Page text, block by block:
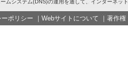
ームシステム(DNS)の運用を通して、インターネッ
ポリシー ｜ Webサイトについて ｜ 著作権